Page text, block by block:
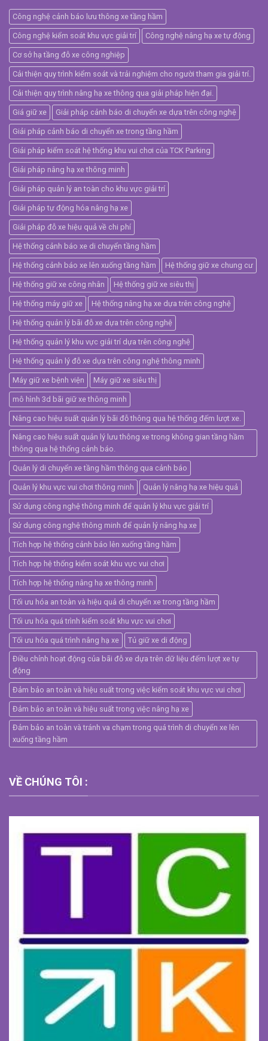
Công nghệ cảnh báo lưu thông xe tầng hầm
Công nghệ kiểm soát khu vực giải trí Công nghệ nâng hạ xe tự động
Cơ sở hạ tầng đỗ xe công nghiệp
Cải thiện quy trình kiểm soát và trải nghiệm cho người tham gia giải trí.
Cải thiện quy trình nâng hạ xe thông qua giải pháp hiện đại.
Giá giữ xe Giải pháp cảnh báo di chuyển xe dựa trên công nghệ
Giải pháp cảnh báo di chuyển xe trong tầng hầm
Giải pháp kiểm soát hệ thống khu vui chơi của TCK Parking
Giải pháp nâng hạ xe thông minh
Giải pháp quản lý an toàn cho khu vực giải trí
Giải pháp tự động hóa nâng hạ xe
Giải pháp đỗ xe hiệu quả về chi phí
Hệ thống cảnh báo xe di chuyển tầng hầm
Hệ thống cảnh báo xe lên xuống tầng hầm Hệ thống giữ xe chung cư
Hệ thống giữ xe công nhân Hệ thống giữ xe siêu thị
Hệ thống máy giữ xe Hệ thống nâng hạ xe dựa trên công nghệ
Hệ thống quản lý bãi đỗ xe dựa trên công nghệ
Hệ thống quản lý khu vực giải trí dựa trên công nghệ
Hệ thống quản lý đỗ xe dựa trên công nghệ thông minh
Máy giữ xe bệnh viện Máy giữ xe siêu thị
mô hình 3d bãi giữ xe thông minh
Nâng cao hiệu suất quản lý bãi đỗ thông qua hệ thống đếm lượt xe.
Nâng cao hiệu suất quản lý lưu thông xe trong không gian tầng hầm
thông qua hệ thống cảnh báo.
Quản lý di chuyển xe tầng hầm thông qua cảnh báo
Quản lý khu vực vui chơi thông minh Quản lý nâng hạ xe hiệu quả
Sử dụng công nghệ thông minh để quản lý khu vực giải trí
Sử dụng công nghệ thông minh để quản lý nâng hạ xe
Tích hợp hệ thống cảnh báo lên xuống tầng hầm
Tích hợp hệ thống kiểm soát khu vực vui chơi
Tích hợp hệ thống nâng hạ xe thông minh
Tối ưu hóa an toàn và hiệu quả di chuyển xe trong tầng hầm
Tối ưu hóa quá trình kiểm soát khu vực vui chơi
Tối ưu hóa quá trình nâng hạ xe Tủ giữ xe di động
Điều chỉnh hoạt động của bãi đỗ xe dựa trên dữ liệu đếm lượt xe tự
động
Đảm bảo an toàn và hiệu suất trong việc kiểm soát khu vực vui chơi
Đảm bảo an toàn và hiệu suất trong việc nâng hạ xe
Đảm bảo an toàn và tránh va chạm trong quá trình di chuyển xe lên
xuống tầng hầm
VỀ CHÚNG TÔI :